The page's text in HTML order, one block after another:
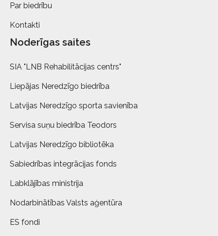
Par biedrību
Kontakti
Noderīgas saites
SIA "LNB Rehabilitācijas centrs"
Liepājas Neredzīgo biedrība
Latvijas Neredzīgo sporta savienība
Servisa suņu biedrība Teodors
Latvijas Neredzīgo bibliotēka
Sabiedrības integrācijas fonds
Labklājības ministrija
Nodarbinātības Valsts aģentūra
ES fondi